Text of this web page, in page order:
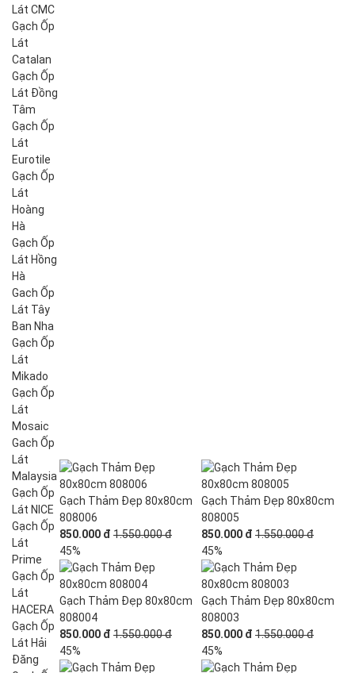
Lát CMC
Gạch Ốp
Lát
Catalan
Gạch Ốp
Lát Đồng
Tâm
Gạch Ốp
Lát
Eurotile
Gạch Ốp
Lát
Hoàng
Hà
Gạch Ốp
Lát Hồng
Hà
Gach Ốp
Lát Tây
Ban Nha
Gạch Ốp
Lát
Mikado
Gạch Ốp
Lát
Mosaic
Gach Ốp
Lát
Malaysia
Gạch Ốp
Lát NICE
Gạch Ốp
Lát
Prime
Gạch Ốp
Lát
HACERA
Gạch Ốp
Lát Hải
Đăng
Gạch Thảm Đẹp 80x80cm
808006
850.000 đ 1.550.000 đ
45%
Gạch Thảm Đẹp 80x80cm
808005
850.000 đ 1.550.000 đ
45%
Gạch Thảm Đẹp 80x80cm
808004
850.000 đ 1.550.000 đ
45%
Gạch Thảm Đẹp 80x80cm
808003
850.000 đ 1.550.000 đ
45%